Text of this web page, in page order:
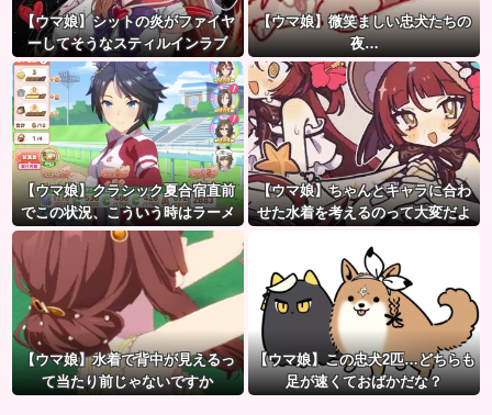
【ウマ娘】シットの炎がファイヤ
ーしてそうなスティルインラブ
（セーラーマーズ衣装）
【ウマ娘】微笑ましい忠犬たちの
夜…
【ウマ娘】クラシック夏合宿直前
でこの状況、こういう時はラーメ
ン食べてもいいのかな？
【ウマ娘】ちゃんとキャラに合わ
せた水着を考えるのって大変だよ
【ウマ娘】水着で背中が見えるっ
て当たり前じゃないですか
【ウマ娘】この忠犬2匹…どちらも
足が速くておばかだな？